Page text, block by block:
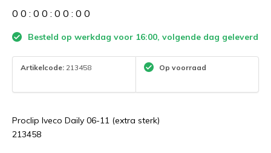
0 0 : 0 0 : 0 0 : 0 0
Besteld op werkdag voor 16:00, volgende dag geleverd
Artikelcode: 213458 Op voorraad
Proclip Iveco Daily 06-11 (extra sterk)
213458